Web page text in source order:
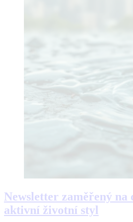
Newsletter zaměřený na
aktivní životní styl